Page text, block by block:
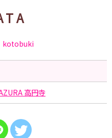
kotobuki
高円寺